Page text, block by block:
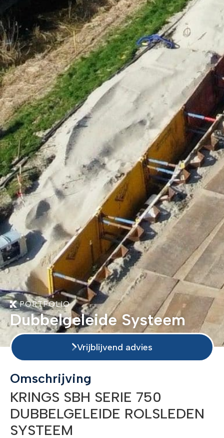
PORTFOLIO
Dubbelgeleide Systeem
Vrijblijvend advies
Omschrijving
KRINGS SBH SERIE 750
DUBBELGELEIDE ROLSLEDEN
SYSTEEM